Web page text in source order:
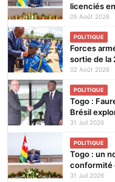
licenciés
05 Août 2026
POLITIQUE
Forces
sortie de la
30e
02 Août 2026
POLITIQUE
Togo :
Brésil
renforcer la
31 Juil 2026
POLITIQUE
Togo : un
conformité
marché
31 Juil 2026